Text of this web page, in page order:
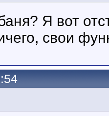
Я вот
свои